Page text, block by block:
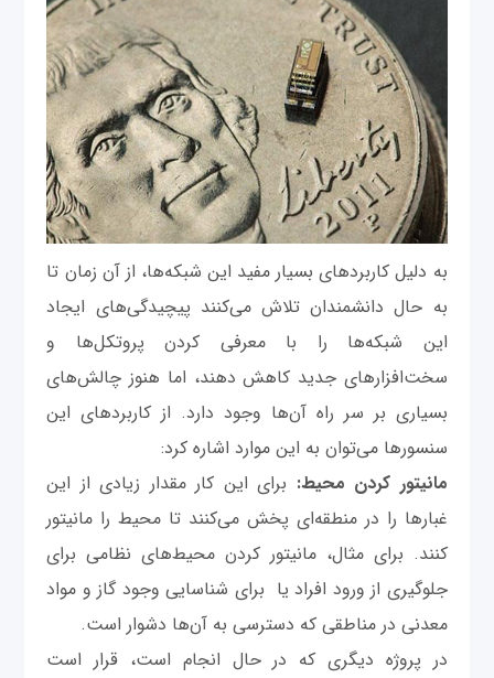
به دلیل کاربردهای بسیار مفید این شبکه‌ها، از آن زمان تا
به حال دانشمندان تلاش می‌کنند پیچیدگی‌های ایجاد
این شبکه‌ها را با معرفی کردن پروتکل‌ها و
سخت‌افزارهای جدید کاهش دهند، اما هنوز چالش‌های
بسیاری بر سر راه آن‌ها وجود دارد. از کاربردهای این
سنسورها می‌توان به این موارد اشاره کرد:
مانیتور کردن محیط: برای این کار مقدار زیادی از این
غبارها را در منطقه‌ای پخش می‌کنند تا محیط را مانیتور
کنند. برای مثال، مانیتور کردن محیط‌های نظامی برای
جلوگیری از ورود افراد یا برای شناسایی وجود گاز و مواد
معدنی در مناطقی که دسترسی به آن‌ها دشوار است.
در پروژه دیگری که در حال انجام است، قرار است